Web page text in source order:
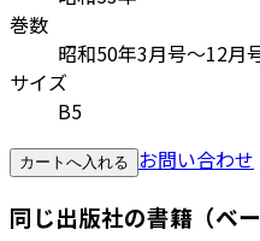
巻数
昭和50年3月号～12月
サイズ
B5
カートへ入れる お問い合わせ
同じ出版社の書籍（ベ